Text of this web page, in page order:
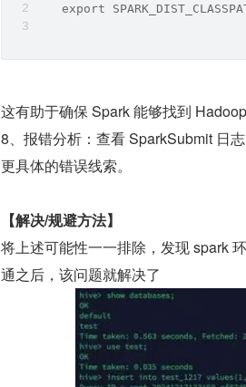
export
这有助于确保 Spark 能够找到 Hadoop
8、报错分析：查看 SparkSubmit 日
更具体的错误线索。
【解决/规避方法】
将上述可能性一一排除，发现 spark
通之后，该问题就解决了